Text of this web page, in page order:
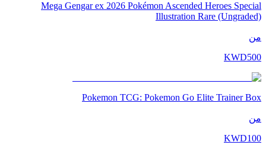
Mega Gengar ex 2026 Pokémon Ascended Heroes Special
Illustration Rare (Ungraded)
من
KWD500
Pokemon TCG: Pokemon Go Elite Trainer Box
من
KWD100